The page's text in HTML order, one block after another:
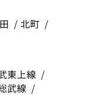
北町
東上線
武線